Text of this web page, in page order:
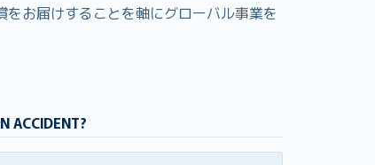
お届けすることを軸にグローバル事業を
ACCIDENT?